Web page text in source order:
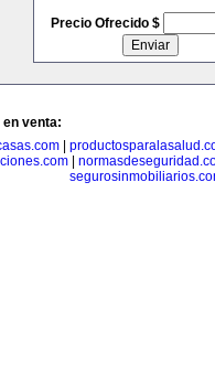
Precio Ofrecido $
venta:
|